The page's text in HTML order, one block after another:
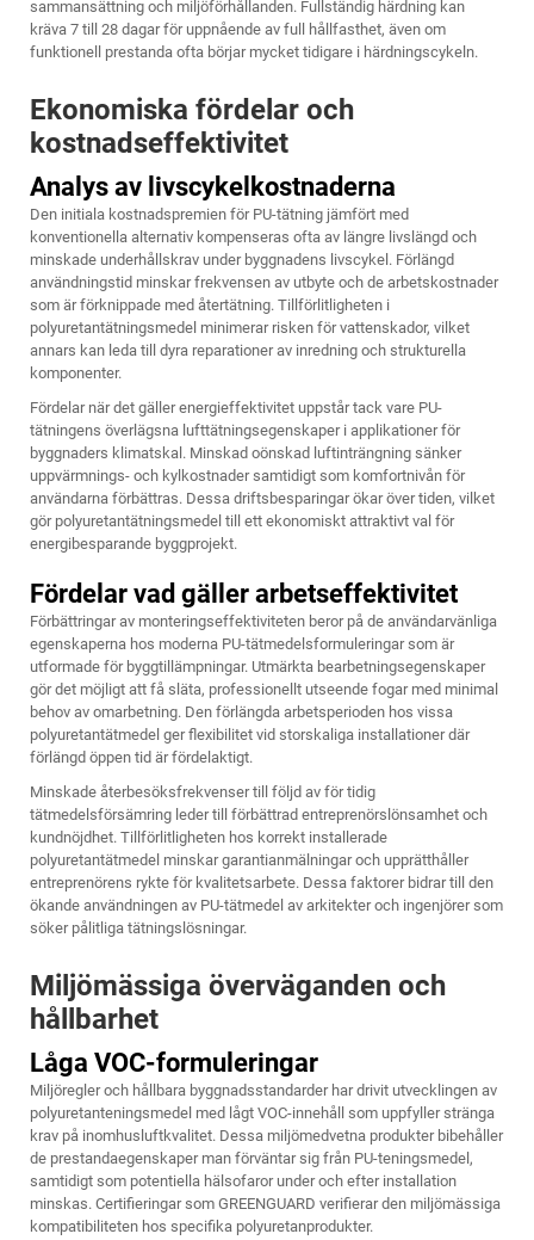
sammansättning och miljöförhållanden. Fullständig härdning kan
kräva 7 till 28 dagar för uppnående av full hållfasthet, även om
funktionell prestanda ofta börjar mycket tidigare i härdningscykeln.
Ekonomiska fördelar och
kostnadseffektivitet
Analys av livscykelkostnaderna
Den initiala kostnadspremien för PU-tätning jämfört med
konventionella alternativ kompenseras ofta av längre livslängd och
minskade underhållskrav under byggnadens livscykel. Förlängd
användningstid minskar frekvensen av utbyte och de arbetskostnader
som är förknippade med återtätning. Tillförlitligheten i
polyuretantätningsmedel minimerar risken för vattenskador, vilket
annars kan leda till dyra reparationer av inredning och strukturella
komponenter.
Fördelar när det gäller energieffektivitet uppstår tack vare PU-
tätningens överlägsna lufttätningsegenskaper i applikationer för
byggnaders klimatskal. Minskad oönskad luftinträngning sänker
uppvärmnings- och kylkostnader samtidigt som komfortnivån för
användarna förbättras. Dessa driftsbesparingar ökar över tiden, vilket
gör polyuretantätningsmedel till ett ekonomiskt attraktivt val för
energibesparande byggprojekt.
Fördelar vad gäller arbetseffektivitet
Förbättringar av monteringseffektiviteten beror på de användarvänliga
egenskaperna hos moderna PU-tätmedelsformuleringar som är
utformade för byggtillämpningar. Utmärkta bearbetningsegenskaper
gör det möjligt att få släta, professionellt utseende fogar med minimal
behov av omarbetning. Den förlängda arbetsperioden hos vissa
polyuretantätmedel ger flexibilitet vid storskaliga installationer där
förlängd öppen tid är fördelaktigt.
Minskade återbesöksfrekvenser till följd av för tidig
tätmedelsförsämring leder till förbättrad entreprenörslönsamhet och
kundnöjdhet. Tillförlitligheten hos korrekt installerade
polyuretantätmedel minskar garantianmälningar och upprätthåller
entreprenörens rykte för kvalitetsarbete. Dessa faktorer bidrar till den
ökande användningen av PU-tätmedel av arkitekter och ingenjörer som
söker pålitliga tätningslösningar.
Miljömässiga överväganden och
hållbarhet
Låga VOC-formuleringar
Miljöregler och hållbara byggnadsstandarder har drivit utvecklingen av
polyuretanteningsmedel med lågt VOC-innehåll som uppfyller stränga
krav på inomhusluftkvalitet. Dessa miljömedvetna produkter bibehåller
de prestandaegenskaper man förväntar sig från PU-teningsmedel,
samtidigt som potentiella hälsofaror under och efter installation
minskas. Certifieringar som GREENGUARD verifierar den miljömässiga
kompatibiliteten hos specifika polyuretanprodukter.